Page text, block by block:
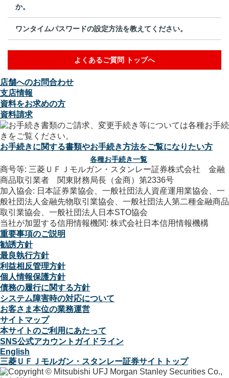
か。
ワンタイムパスワードの設定方法を教えてください。
よくあるご質問 トップへ
店舗へのお問合わせ
支店情報
資料をお求めの方
資料請求
お手続きに関する書類やお手続き方法をご覧になりたい方
各種お手続き一覧
商号等: 三菱ＵＦＪモルガン・スタンレー証券株式会社 金融
商品取引業者 関東財務局長（金商）第2336号
加入協会: 日本証券業協会、一般社団法人資産運用業協会、一
般社団法人金融先物取引業協会、一般社団法人第二種金融商品
取引業協会、一般社団法人日本STO協会
当社が加盟する信用情報機関: 株式会社日本信用情報機構
重要事項のご説明
勧誘方針
最良執行方針
利益相反管理方針
個人情報保護方針
債務の履行に関する方針
システム障害時の対応について
お客さま本位の業務運営
サイトマップ
本サイトのご利用にあたって
SNS公式アカウントガイドライン
English
三菱ＵＦＪモルガン・スタンレー証券サイトトップ